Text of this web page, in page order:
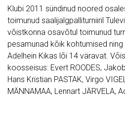
Klubi 2011 sündinud noored
toimunud saalijalgpalliturniiril
võistkonna osavõtul toimunud
pesamunad kõik kohtumised ning
Adelhein Kikas lõi 14 väravat.
koosseisus: Evert ROODES,
Hans Kristian PASTAK, Virgo
MÄNNAMAA, Lennart JÄRVELA,